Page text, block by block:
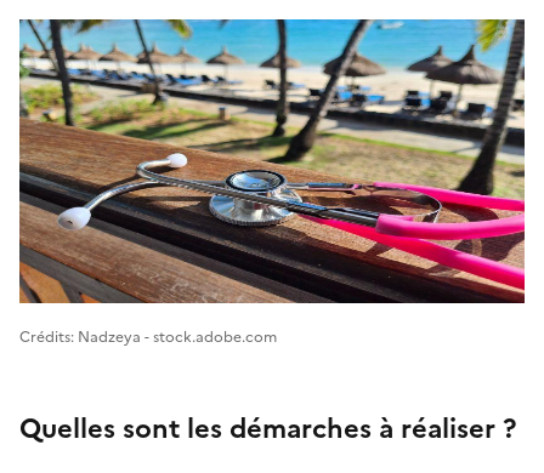
Image 1
Crédits: Nadzeya - stock.adobe.com
Quelles sont les démarches à réaliser ?